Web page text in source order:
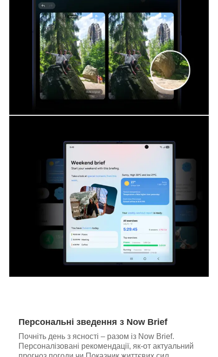
Персональні зведення з Now Brief
Почніть день з ясності – разом із Now Brief.
Персоналізовані рекомендації, як-от актуальний